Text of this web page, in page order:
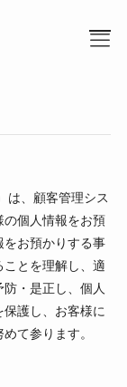
は、顧客管理シス
個人情報をお預
お預かりする事
とを理解し、適
・是正し、個人
護し、お客様に
て参ります。